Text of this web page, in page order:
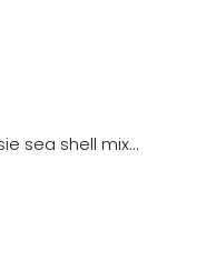
sea shell mix